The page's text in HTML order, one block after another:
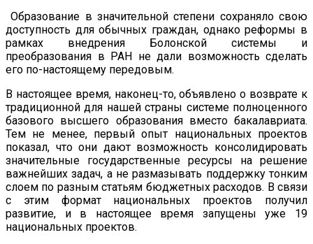
Образование в значительной степени сохраняло свою
доступность для обычных граждан, однако реформы в
рамках внедрения Болонской системы и
преобразования в РАН не дали возможность сделать
его по-настоящему передовым.
В настоящее время, наконец-то, объявлено о возврате к
традиционной для нашей страны системе полноценного
базового высшего образования вместо бакалавриата.
Тем не менее, первый опыт национальных проектов
показал, что они дают возможность консолидировать
значительные государственные ресурсы на решение
важнейших задач, а не размазывать поддержку тонким
слоем по разным статьям бюджетных расходов. В связи
с этим формат национальных проектов получил
развитие, и в настоящее время запущены уже 19
национальных проектов.